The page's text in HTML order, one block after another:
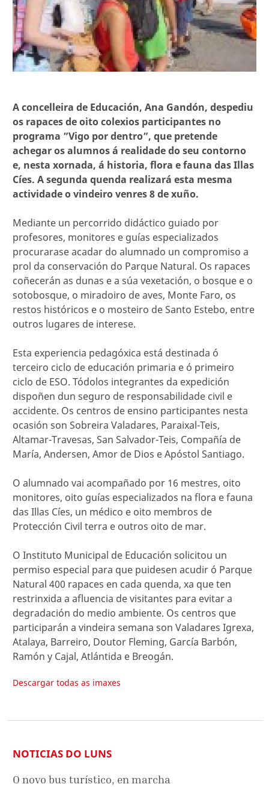
A concelleira de Educación, Ana Gandón, despediu
os rapaces de oito colexios participantes no
programa ”Vigo por dentro”, que pretende
achegar os alumnos á realidade do seu contorno
e, nesta xornada, á historia, flora e fauna das Illas
Cíes. A segunda quenda realizará esta mesma
actividade o vindeiro venres 8 de xuño.
Mediante un percorrido didáctico guiado por
profesores, monitores e guías especializados
procurarase acadar do alumnado un compromiso a
prol da conservación do Parque Natural. Os rapaces
coñecerán as dunas e a súa vexetación, o bosque e o
sotobosque, o miradoiro de aves, Monte Faro, os
restos históricos e o mosteiro de Santo Estebo, entre
outros lugares de interese.
Esta experiencia pedagóxica está destinada ó
terceiro ciclo de educación primaria e ó primeiro
ciclo de ESO. Tódolos integrantes da expedición
dispoñen dun seguro de responsabilidade civil e
accidente. Os centros de ensino participantes nesta
ocasión son Sobreira Valadares, Paraixal-Teis,
Altamar-Travesas, San Salvador-Teis, Compañía de
María, Andersen, Amor de Dios e Apóstol Santiago.
O alumnado vai acompañado por 16 mestres, oito
monitores, oito guías especializados na flora e fauna
das Illas Cíes, un médico e oito membros de
Protección Civil terra e outros oito de mar.
O Instituto Municipal de Educación solicitou un
permiso especial para que puidesen acudir ó Parque
Natural 400 rapaces en cada quenda, xa que ten
restrinxida a afluencia de visitantes para evitar a
degradación do medio ambiente. Os centros que
participarán a vindeira semana son Valadares Igrexa,
Atalaya, Barreiro, Doutor Fleming, García Barbón,
Ramón y Cajal, Atlántida e Breogán.
Descargar todas as imaxes
NOTICIAS DO LUNS
O novo bus turístico, en marcha